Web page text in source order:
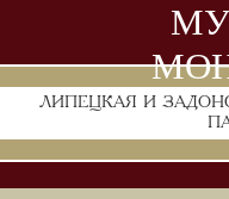
ЛИПЕЦКАЯ И